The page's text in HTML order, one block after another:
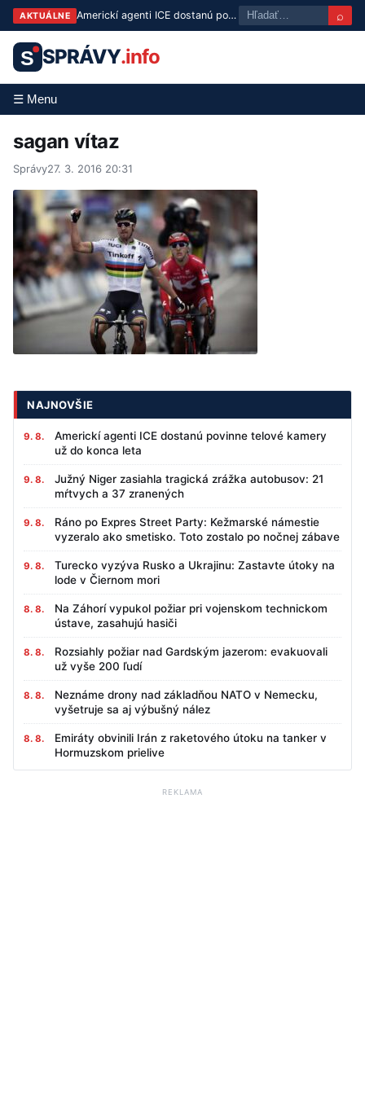
AKTUÁLNE Americkí agenti ICE dostanú povinne telové kamery už do konca leta ⌕
S SPRÁVY.info
☰ Menu
sagan vítaz
Správy27. 3. 2016 20:31
NAJNOVŠIE
9. 8.
Americkí agenti ICE dostanú povinne telové kamery
už do konca leta
9. 8.
Južný Niger zasiahla tragická zrážka autobusov: 21
mŕtvych a 37 zranených
9. 8.
Ráno po Expres Street Party: Kežmarské námestie
vyzeralo ako smetisko. Toto zostalo po nočnej zábave
9. 8.
Turecko vyzýva Rusko a Ukrajinu: Zastavte útoky na
lode v Čiernom mori
8. 8.
Na Záhorí vypukol požiar pri vojenskom technickom
ústave, zasahujú hasiči
8. 8.
Rozsiahly požiar nad Gardským jazerom: evakuovali
už vyše 200 ľudí
8. 8.
Neznáme drony nad základňou NATO v Nemecku,
vyšetruje sa aj výbušný nález
8. 8.
Emiráty obvinili Irán z raketového útoku na tanker v
Hormuzskom prielive
REKLAMA